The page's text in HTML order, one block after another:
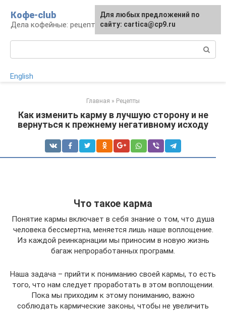
контенту
Кофе-club
Дела кофейные: рецепты и приготовление
English
Главная » Рецепты
Как изменить карму в лучшую сторону и не
вернуться к прежнему негативному исходу
Что такое карма
Понятие кармы включает в себя знание о том, что душа
человека бессмертна, меняется лишь наше воплощение.
Из каждой реинкарнации мы приносим в новую жизнь
багаж непроработанных программ.
Наша задача – прийти к пониманию своей кармы, то есть
того, что нам следует проработать в этом воплощении.
Пока мы приходим к этому пониманию, важно
соблюдать кармические законы, чтобы не увеличить
Для любых предложений по
сайту: cartica@cp9.ru